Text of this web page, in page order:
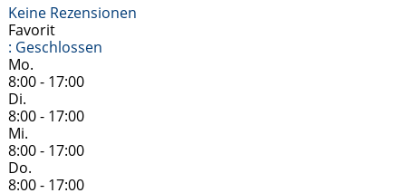
Keine Rezensionen
Favorit
: Geschlossen
Mo.
8:00 - 17:00
Di.
8:00 - 17:00
Mi.
8:00 - 17:00
Do.
8:00 - 17:00